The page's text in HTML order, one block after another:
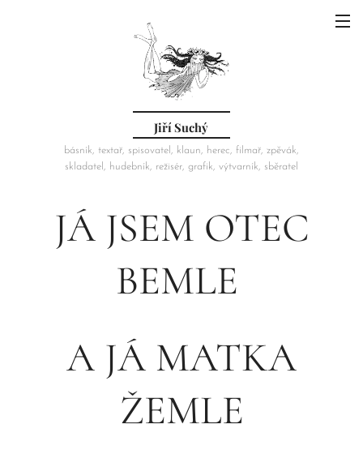
Jiří Suchý
básník, textař, spisovatel, klaun, herec, filmař, zpěvák,
skladatel, hudebník, režisér, grafik, výtvarník, sběratel
JÁ JSEM OTEC
BEMLE
A JÁ MATKA
ŽEMLE